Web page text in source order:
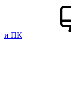
и ПК